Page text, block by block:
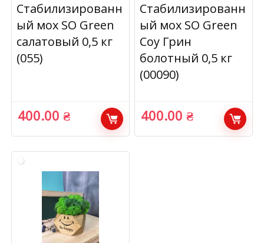
Стабилизированн
ый мох SO Green
салатовый 0,5 кг
(055)
400.00₴
Стабилизированн
ый мох SO Green
Соу Грин
болотный 0,5 кг
(00090)
400.00₴